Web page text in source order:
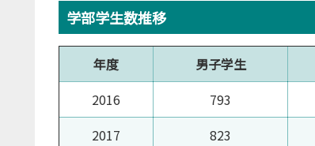
学部学生数推移
年度 男子学生
2016
793
2017
823